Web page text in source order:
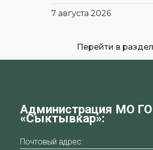
7 августа 2026
Перейти в
Администрация МО ГО
«Сыктывкар»:
Почтовый адрес: